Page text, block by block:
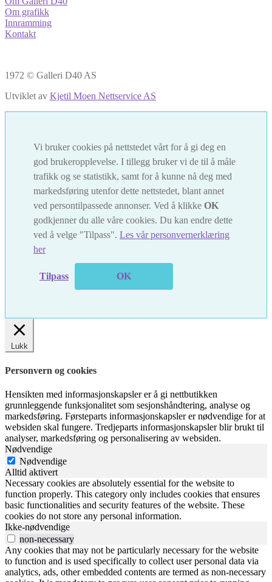
Om grafikk
Innramming
Kontakt
1972 © Galleri D40 AS
Utviklet av Kjetil Moen Nettservice AS
Vi bruker cookies på nettstedet vårt for å gi deg en
god brukeropplevelse. I tillegg bruker vi de til å måle
trafikk og se statistikk, samt for å kunne nå deg med
markedsføring utenfor dette nettstedet, blant annet
ved persontilpassede annonser. Ved å klikke OK
godkjenner du alle våre cookies. Du kan endre dette
ved å velge "Tilpass". Les vår personvernerklæring
her
Tilpass OK
Lukk
Personvern og cookies
Hensikten med informasjonskapsler er å gi nettbutikken
grunnleggende funksjonalitet som sesjonshåndtering, analyse og
markedsføring. Førsteparts informasjonskapsler er nødvendige for at
websiden skal fungere. Tredjeparts informasjonskapsler blir brukt til
analyser, markedsføring og personalisering av websiden.
Nødvendige
Nødvendige
Alltid aktivert
Necessary cookies are absolutely essential for the website to
function properly. This category only includes cookies that ensures
basic functionalities and security features of the website. These
cookies do not store any personal information.
Ikke-nødvendige
non-necessary
Any cookies that may not be particularly necessary for the website
to function and is used specifically to collect user personal data via
analytics, ads, other embedded contents are termed as non-necessary